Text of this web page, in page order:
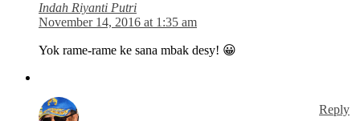
Indah Riyanti Putri
November 14, 2016 at 1:35 am
Yok rame-rame ke sana mbak desy! 😀
Reply